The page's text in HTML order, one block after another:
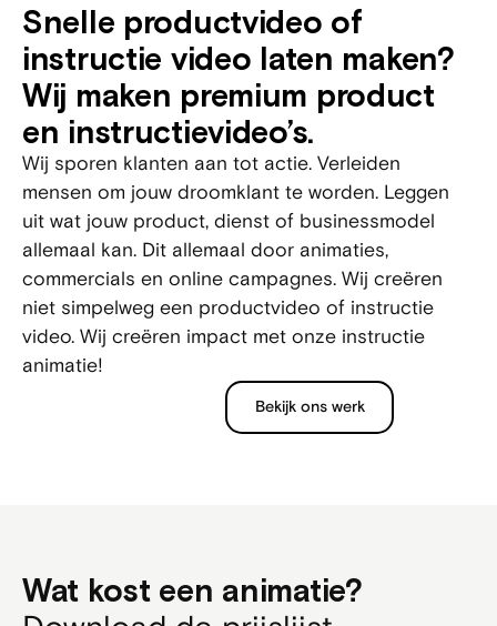
Snelle productvideo of
instructie video laten maken?
Wij maken premium product
en instructievideo’s.
Wij sporen klanten aan tot actie. Verleiden
mensen om jouw droomklant te worden. Leggen
uit wat jouw product, dienst of businessmodel
allemaal kan. Dit allemaal door animaties,
commercials en online campagnes. Wij creëren
niet simpelweg een productvideo of instructie
video. Wij creëren impact met onze instructie
animatie!
Bekijk ons werk
Wat kost een animatie?